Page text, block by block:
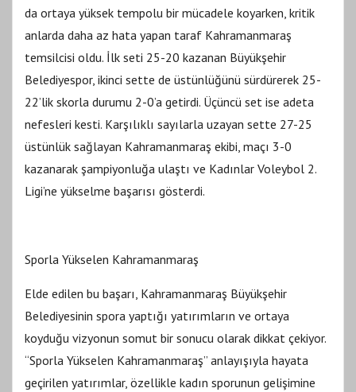
da ortaya yüksek tempolu bir mücadele koyarken, kritik
anlarda daha az hata yapan taraf Kahramanmaraş
temsilcisi oldu. İlk seti 25-20 kazanan Büyükşehir
Belediyespor, ikinci sette de üstünlüğünü sürdürerek 25-
22’lik skorla durumu 2-0’a getirdi. Üçüncü set ise adeta
nefesleri kesti. Karşılıklı sayılarla uzayan sette 27-25
üstünlük sağlayan Kahramanmaraş ekibi, maçı 3-0
kazanarak şampiyonluğa ulaştı ve Kadınlar Voleybol 2.
Ligi’ne yükselme başarısı gösterdi.
Sporla Yükselen Kahramanmaraş
Elde edilen bu başarı, Kahramanmaraş Büyükşehir
Belediyesinin spora yaptığı yatırımların ve ortaya
koyduğu vizyonun somut bir sonucu olarak dikkat çekiyor.
“Sporla Yükselen Kahramanmaraş” anlayışıyla hayata
geçirilen yatırımlar, özellikle kadın sporunun gelişimine